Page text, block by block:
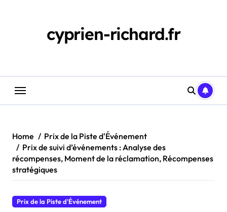
cyprien-richard.fr
Home
Prix de la Piste d'Événement
Prix de suivi d’événements : Analyse des
récompenses, Moment de la réclamation, Récompenses
stratégiques
Prix de la Piste d'Événement